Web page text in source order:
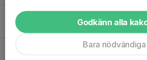
0
Daniel Mesa Moreno Årets
Godkänn alla
Bara nödvändiga